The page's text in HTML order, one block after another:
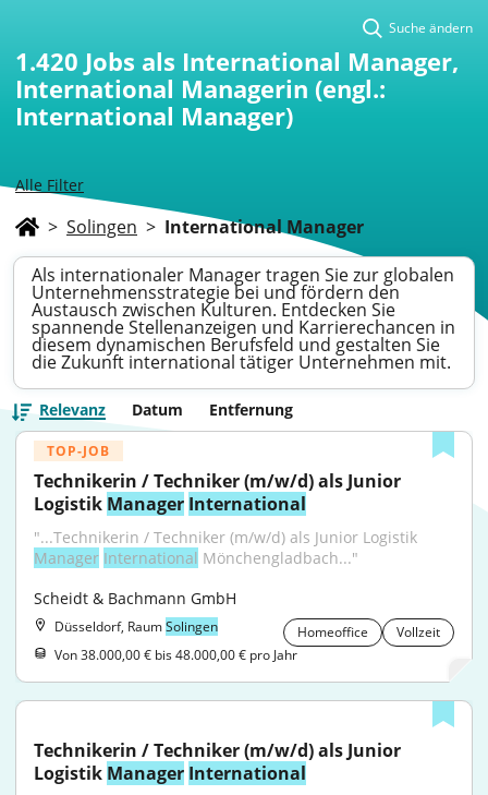
Alle Filter
Suche ändern
1.420 Jobs als International Manager,
International Managerin (engl.:
International Manager)
> Solingen > International Manager
Als internationaler Manager tragen Sie zur globalen
Unternehmensstrategie bei und fördern den
Austausch zwischen Kulturen. Entdecken Sie
spannende Stellenanzeigen und Karrierechancen in
diesem dynamischen Berufsfeld und gestalten Sie
die Zukunft international tätiger Unternehmen mit.
Relevanz Datum Entfernung
TOP-JOB
Technikerin / Techniker (m/w/d) als Junior
Logistik Manager International
Manager International Mönchengladbach..."
Scheidt & Bachmann GmbH
Düsseldorf, RaumSolingen Homeoffice
Vollzeit
Von 38.000,00 € bis 48.000,00 € pro Jahr
Technikerin / Techniker (m/w/d) als Junior
Logistik Manager International